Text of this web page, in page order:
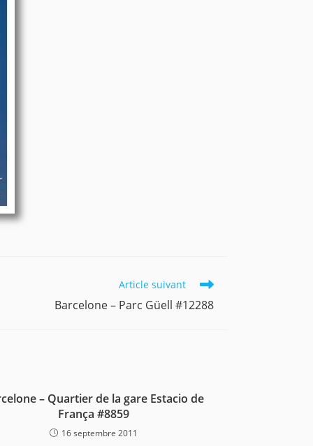
Article suivant
Barcelone – Parc Güell #12288
– Quartier de la gare Estacio de
França #8859
16 septembre 2011